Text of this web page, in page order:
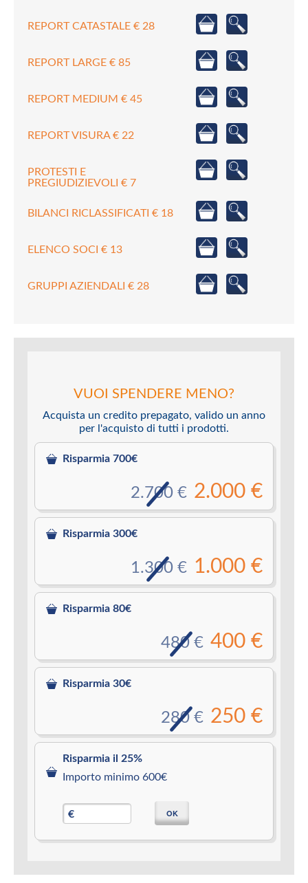
REPORT CATASTALE € 28
REPORT LARGE € 85
REPORT MEDIUM € 45
REPORT VISURA € 22
PROTESTI E
PREGIUDIZIEVOLI € 7
BILANCI RICLASSIFICATI € 18
ELENCO SOCI € 13
GRUPPI AZIENDALI € 28
VUOI SPENDERE MENO?
Acquista un credito prepagato, valido un anno
per l'acquisto di tutti i prodotti.
Risparmia 700€
2.000 €
2.700 €
Risparmia 300€
1.000 €
1.300 €
Risparmia 80€
400 €
480 €
Risparmia 30€
250 €
280 €
Risparmia il 25%
Importo minimo 600€
€ OK